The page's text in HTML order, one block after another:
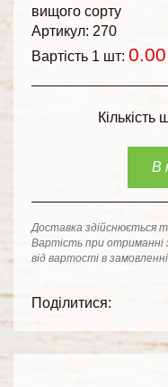
вищого сорту
Артикул: 270
Вартість 1 шт: 0.00
Кількість
В
Доставка здійснюється
Вартість при отриманні
від вартості в
Поділитися: